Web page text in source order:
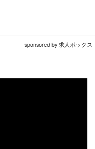
sponsored by 求人ボックス